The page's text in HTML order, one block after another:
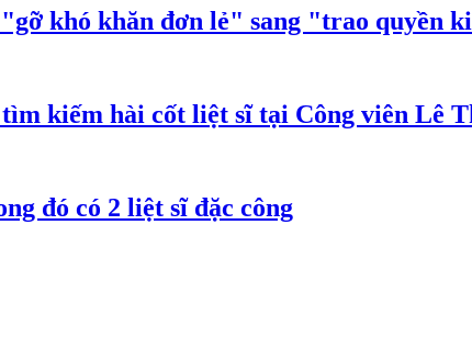
khó khăn đơn lẻ" sang "trao quyền
kiếm hài cốt liệt sĩ tại Công viên Lê
đó có 2 liệt sĩ đặc công